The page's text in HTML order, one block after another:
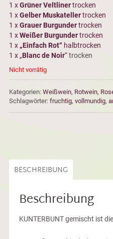
1 xGrüner Veltlinertrocken
1 xGelber Muskatellertrocken
1 xGrauer Burgundertrocken
1 xWeißer Burgundertrocken
1 x „Einfach Rot“ halbtrocken
1 x „Blanc de Noir“trocken
Nicht vorrätig
Kategorien: Weißwein, Rotwein,
Schlagwörter: fruchtig, vollmundig,
BESCHREIBUNG
Beschreibung
KUNTERBUNT gemischt ist